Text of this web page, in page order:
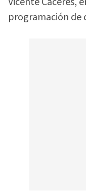
programación de